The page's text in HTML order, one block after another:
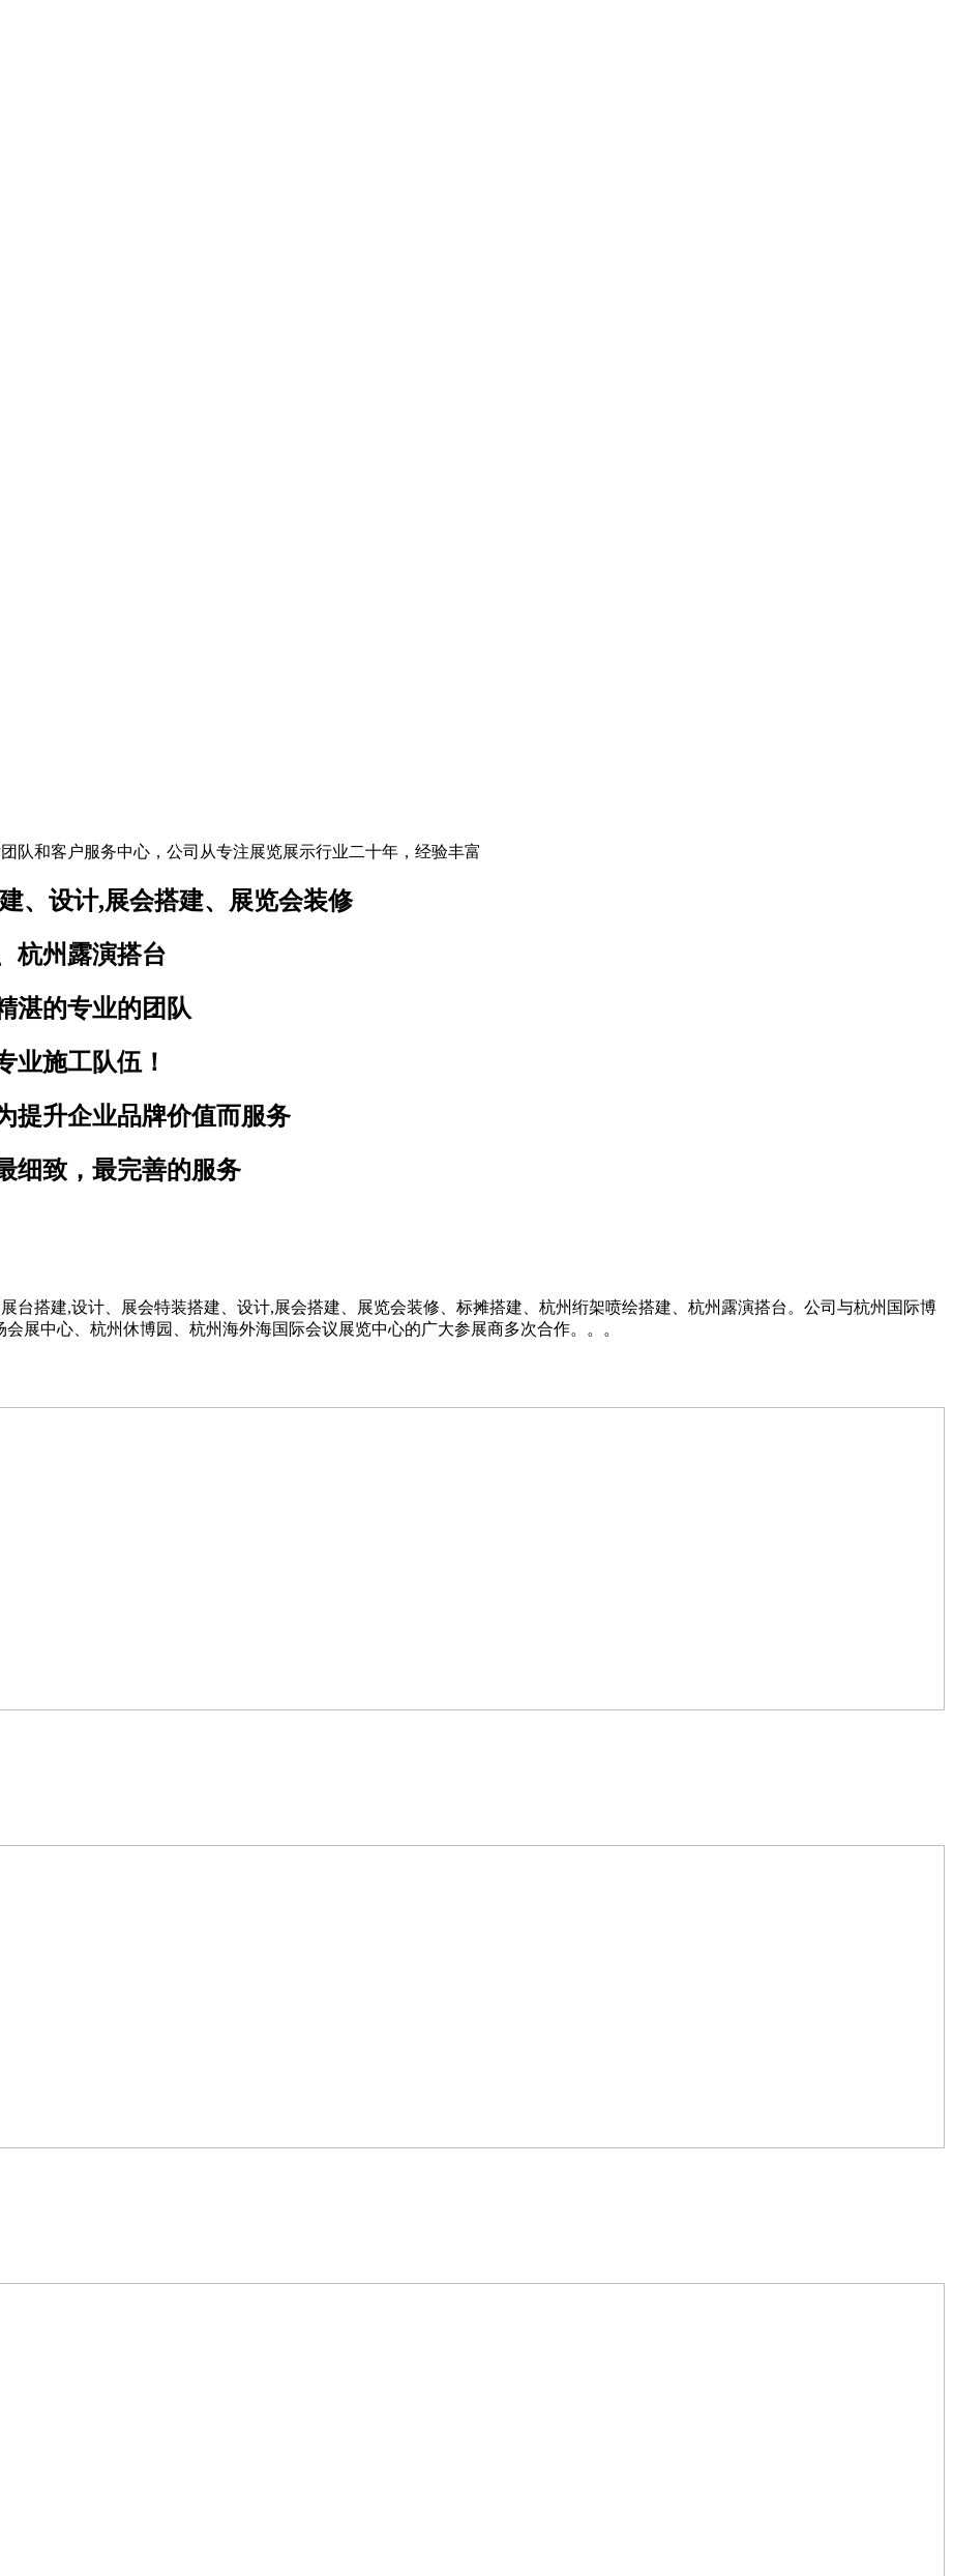
队和客户服务中心，公司从专注展览展示行业二十年，经验丰富
、设计,展会搭建、展览会装修
杭州露演搭台
湛的专业的团队
业施工队伍！
提升企业品牌价值而服务
细致，最完善的服务
台搭建,设计、展会特装搭建、设计,展会搭建、展览会装修、标摊搭建、杭州绗架喷绘搭建、杭州露演搭台。公司与杭州国际博
展中心、杭州休博园、杭州海外海国际会议展览中心的广大参展商多次合作。。。